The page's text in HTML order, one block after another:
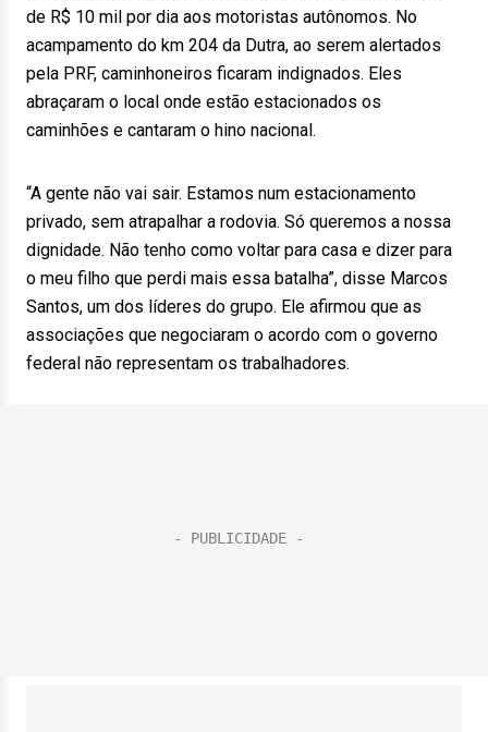
de R$ 10 mil por dia aos motoristas autônomos. No
acampamento do km 204 da Dutra, ao serem alertados
pela PRF, caminhoneiros ficaram indignados. Eles
abraçaram o local onde estão estacionados os
caminhões e cantaram o hino nacional.
“A gente não vai sair. Estamos num estacionamento
privado, sem atrapalhar a rodovia. Só queremos a nossa
dignidade. Não tenho como voltar para casa e dizer para
o meu filho que perdi mais essa batalha”, disse Marcos
Santos, um dos líderes do grupo. Ele afirmou que as
associações que negociaram o acordo com o governo
federal não representam os trabalhadores.